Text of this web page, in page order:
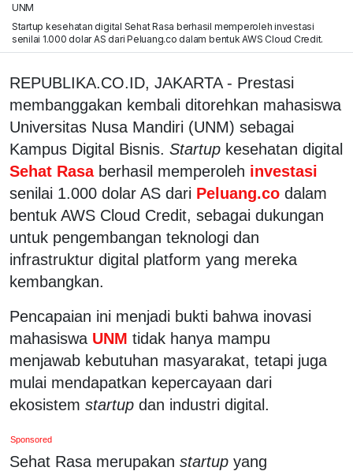
UNM
Startup kesehatan digital Sehat Rasa berhasil memperoleh investasi
senilai 1.000 dolar AS dari Peluang.co dalam bentuk AWS Cloud Credit.
REPUBLIKA.CO.ID, JAKARTA - Prestasi
membanggakan kembali ditorehkan mahasiswa
Universitas Nusa Mandiri (UNM) sebagai
Kampus Digital Bisnis. Startup kesehatan digital
Sehat Rasa berhasil memperoleh investasi
senilai 1.000 dolar AS dari Peluang.co dalam
bentuk AWS Cloud Credit, sebagai dukungan
untuk pengembangan teknologi dan
infrastruktur digital platform yang mereka
kembangkan.
Pencapaian ini menjadi bukti bahwa inovasi
mahasiswa UNM tidak hanya mampu
menjawab kebutuhan masyarakat, tetapi juga
mulai mendapatkan kepercayaan dari
ekosistem startup dan industri digital.
Sponsored
Sehat Rasa merupakan startup yang